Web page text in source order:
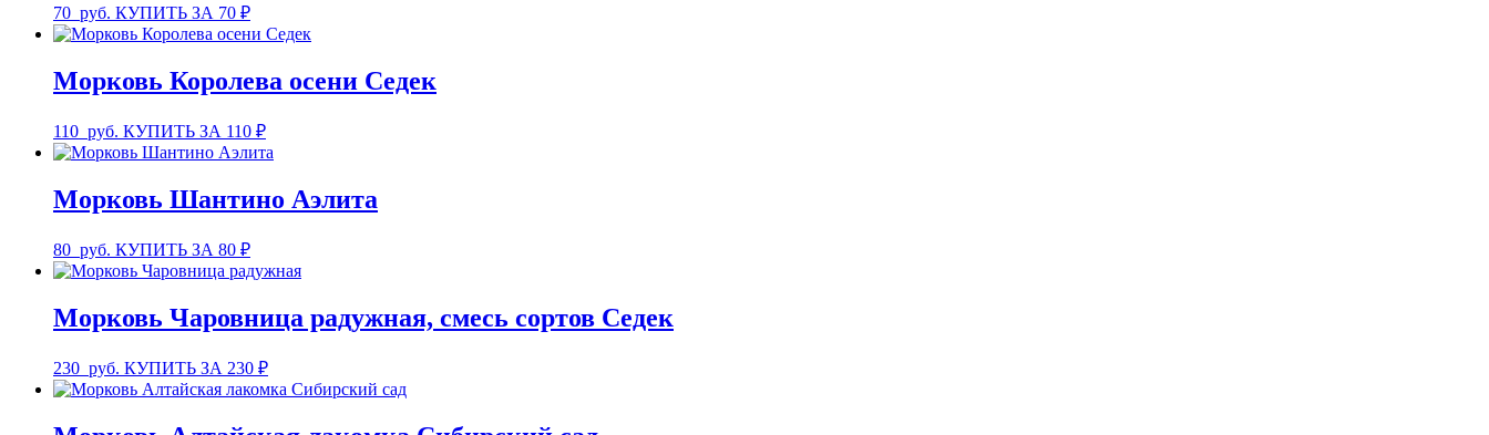
70 руб. КУПИТЬ ЗА 70 ₽
Морковь Королева осени Седек
110 руб. КУПИТЬ ЗА 110 ₽
Морковь Шантино Аэлита
80 руб. КУПИТЬ ЗА 80 ₽
Морковь Чаровница радужная, смесь сортов Седек
230 руб. КУПИТЬ ЗА 230 ₽